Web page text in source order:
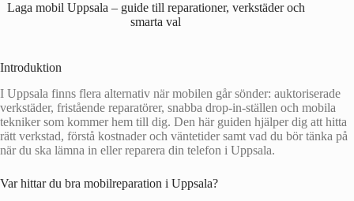
Laga mobil Uppsala – guide till reparationer, verkstäder och
smarta val
Introduktion
I Uppsala finns flera alternativ när mobilen går sönder: auktoriserade
verkstäder, fristående reparatörer, snabba drop‑in‑ställen och mobila
tekniker som kommer hem till dig. Den här guiden hjälper dig att hitta
rätt verkstad, förstå kostnader och väntetider samt vad du bör tänka på
när du ska lämna in eller reparera din telefon i Uppsala.
Var hittar du bra mobilreparation i Uppsala?